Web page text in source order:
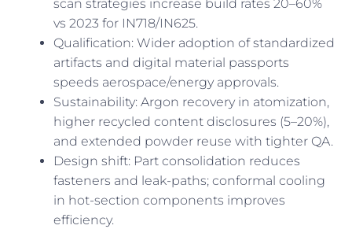
scan strategies increase build rates 20–60%
vs 2023 for IN718/IN625.
Qualification: Wider adoption of standardized
artifacts and digital material passports
speeds aerospace/energy approvals.
Sustainability: Argon recovery in atomization,
higher recycled content disclosures (5–20%),
and extended powder reuse with tighter QA.
Design shift: Part consolidation reduces
fasteners and leak-paths; conformal cooling
in hot-section components improves
efficiency.